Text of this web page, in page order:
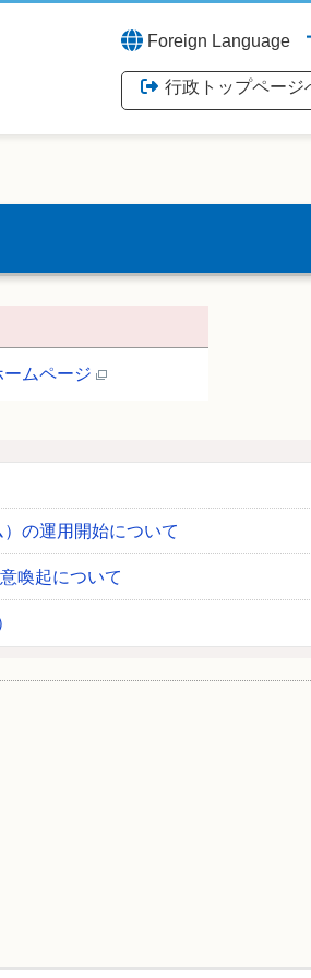
Foreign Language
行政トップページ
ムページ
の運用開始について
喚起について